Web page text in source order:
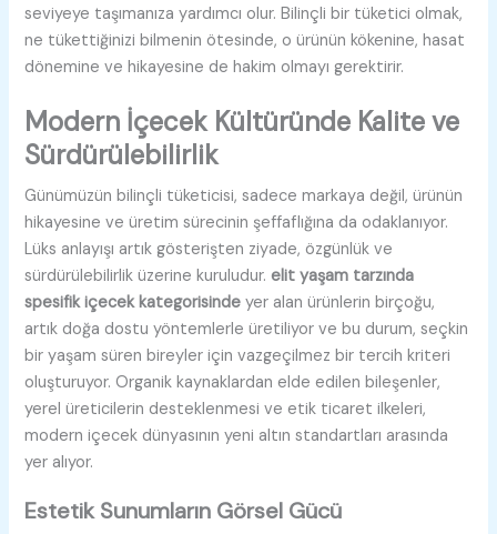
seviyeye taşımanıza yardımcı olur. Bilinçli bir tüketici olmak,
ne tükettiğinizi bilmenin ötesinde, o ürünün kökenine, hasat
dönemine ve hikayesine de hakim olmayı gerektirir.
Modern İçecek Kültüründe Kalite ve
Sürdürülebilirlik
Günümüzün bilinçli tüketicisi, sadece markaya değil, ürünün
hikayesine ve üretim sürecinin şeffaflığına da odaklanıyor.
Lüks anlayışı artık gösterişten ziyade, özgünlük ve
sürdürülebilirlik üzerine kuruludur.elit yaşam tarzında
spesifik içecek kategorisinde yer alan ürünlerin birçoğu,
artık doğa dostu yöntemlerle üretiliyor ve bu durum, seçkin
bir yaşam süren bireyler için vazgeçilmez bir tercih kriteri
oluşturuyor. Organik kaynaklardan elde edilen bileşenler,
yerel üreticilerin desteklenmesi ve etik ticaret ilkeleri,
modern içecek dünyasının yeni altın standartları arasında
yer alıyor.
Estetik Sunumların Görsel Gücü